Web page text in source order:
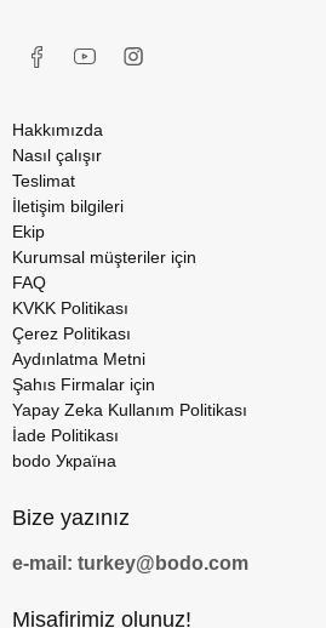
Hakkımızda
Nasıl çalışır
Teslimat
İletişim bilgileri
Ekip
Kurumsal müşteriler için
FAQ
KVKK Politikası
Çerez Politikası
Aydınlatma Metni
Şahıs Firmalar için
Yapay Zeka Kullanım Politikası
İade Politikası
bodo Україна
Bize yazınız
e-mail: turkey@bodo.com
Misafirimiz olunuz!